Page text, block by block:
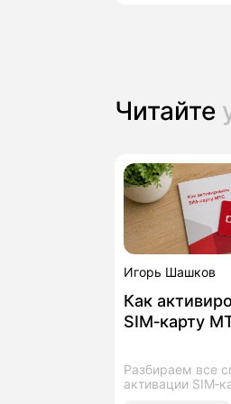
Читайте
Игорь Шашков
Как
SIM‑карту
Разбираем все
активации